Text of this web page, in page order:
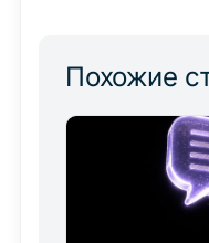
Похожие